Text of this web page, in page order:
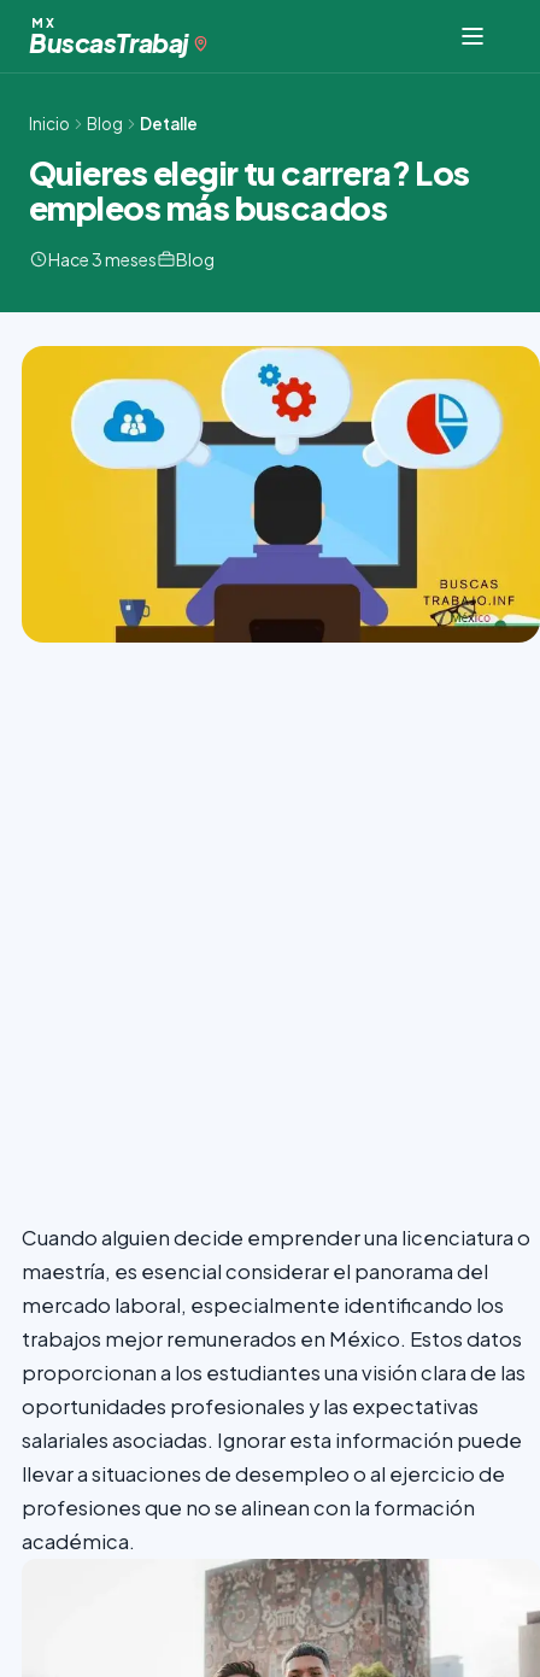
contenido
MX
BuscasTrabaj
Inicio Blog Detalle
Quieres elegir tu carrera? Los
empleos más buscados
Hace 3 meses Blog
Cuando alguien decide emprender una licenciatura o
maestría, es esencial considerar el panorama del
mercado laboral, especialmente identificando los
trabajos mejor remunerados en México. Estos datos
proporcionan a los estudiantes una visión clara de las
oportunidades profesionales y las expectativas
salariales asociadas. Ignorar esta información puede
llevar a situaciones de desempleo o al ejercicio de
profesiones que no se alinean con la formación
académica.